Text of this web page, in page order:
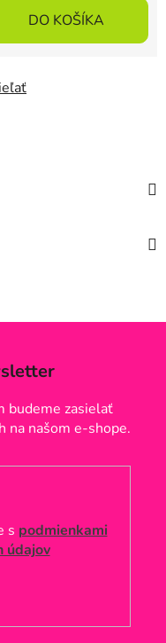
DO KOŠÍKA
budeme zasielať
na našom e-shope.
s podmienkami
údajov